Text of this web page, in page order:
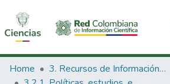
Communities & Collections
Home
3. Recursos de Información Científica y Tecnológica